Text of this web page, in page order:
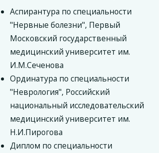
Аспирантура по специальности
"Нервные болезни", Первый
Московский государственный
медицинский университет им.
И.М.Сеченова
Ординатура по специальности
"Неврология", Российский
национальный исследовательский
медицинский университет им.
Н.И.Пирогова
Диплом по специальности